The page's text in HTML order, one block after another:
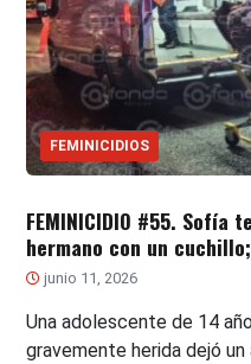
FEMINICIDIOS
FEMINICIDIO #55. Sofía
hermano con un
junio 11, 2026
Una adolescente de 14
gravemente herida dejó